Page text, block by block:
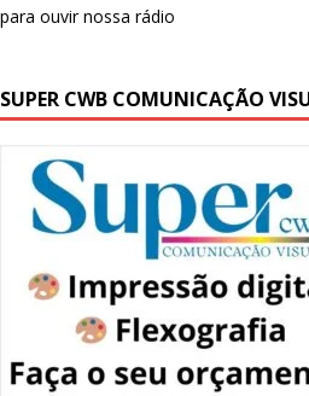
SUPER CWB COMUNICAÇÃO